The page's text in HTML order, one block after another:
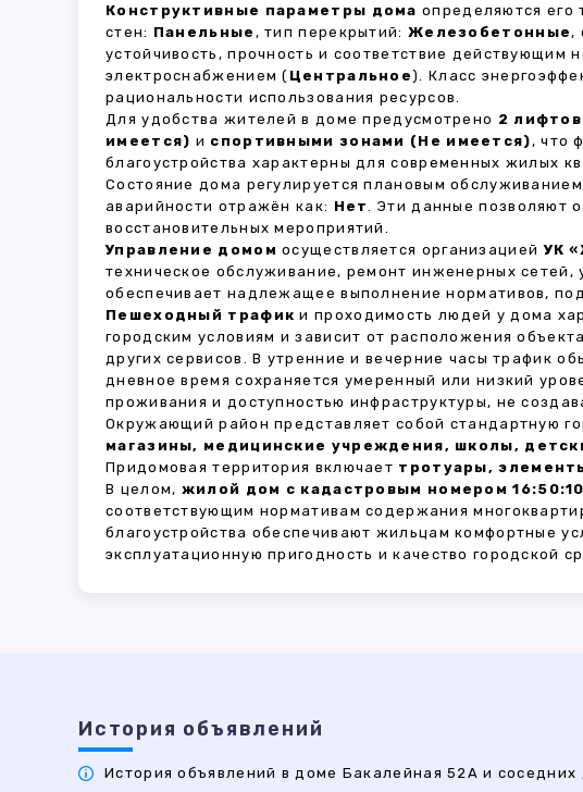
Конструктивные параметры дома определяются его
стен: Панельные , тип перекрытий: Железобетонные,
устойчивость, прочность и соответствие
электроснабжением ( Центральное). Класс
рациональности использования ресурсов.
Для удобства жителей в доме предусмотрено 2 лифтов
имеется) и спортивными зонами (Не имеется), что
благоустройства характерны для современных жилых
Состояние дома регулируется плановым
аварийности отражён как: Нет. Эти данные позволяют
восстановительных мероприятий.
Управление домом осуществляется организациейУК
техническое обслуживание, ремонт инженерных
обеспечивает надлежащее выполнение нормативов,
Пешеходный трафик и проходимость людей у дома
городским условиям и зависит от расположения
других сервисов. В утренние и вечерние часы трафик
дневное время сохраняется умеренный или низкий
проживания и доступностью инфраструктуры, не
Окружающий район представляет собой стандартную
магазины, медицинские учреждения, школы,
Придомовая территория включает тротуары,
В целом, жилой дом с кадастровым номером
соответствующим нормативам содержания
благоустройства обеспечивают жильцам комфортные
эксплуатационную пригодность и качество городской
История объявлений
История объявлений в доме Бакалейная 52А и соседних